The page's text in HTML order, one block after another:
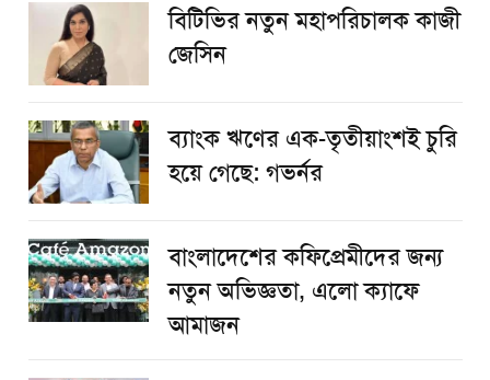
বিটিভির নতুন মহাপরিচালক কাজী
জেসিন
ব্যাংক ঋণের এক-তৃতীয়াংশই চুরি
হয়ে গেছে: গভর্নর
বাংলাদেশের কফিপ্রেমীদের জন্য
নতুন অভিজ্ঞতা, এলো ক্যাফে
আমাজন